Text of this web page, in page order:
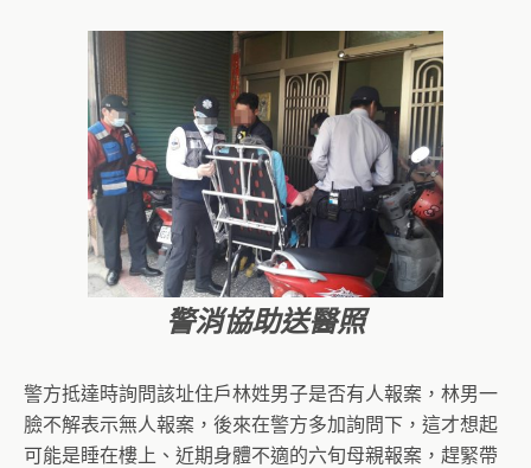
警消協助送醫照
警方抵達時詢問該址住戶林姓男子是否有人報案，林男一
臉不解表示無人報案，後來在警方多加詢問下，這才想起
可能是睡在樓上、近期身體不適的六旬母親報案，趕緊帶